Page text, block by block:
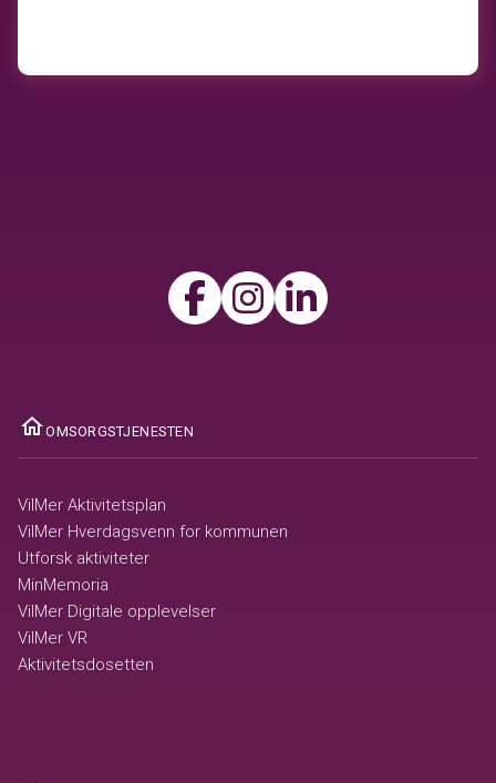
OMSORGSTJENESTEN
VilMer Aktivitetsplan
VilMer Hverdagsvenn for kommunen
Utforsk aktiviteter
MinMemoria
VilMer Digitale opplevelser
VilMer VR
Aktivitetsdosetten